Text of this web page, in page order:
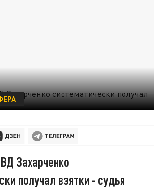
Захарченко
получал взятки - судья